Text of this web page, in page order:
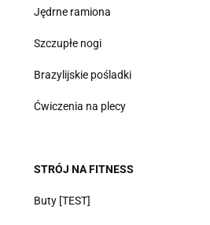
Jędrne ramiona
Szczupłe nogi
Brazylijskie pośladki
Ćwiczenia na plecy
STRÓJ NA FITNESS
Buty [TEST]